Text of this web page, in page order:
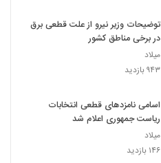
توضیحات وزیر نیرو از علت قطعی برق
در برخی مناطق کشور
میلاد
۹۴۳ بازدید
اسامی نامزدهای قطعی انتخابات
ریاست جمهوری اعلام شد
میلاد
۱۴۶ بازدید